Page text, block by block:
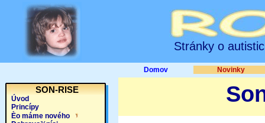
Stránky o
SON-RISE
Úvod
Princípy
Èo máme nového
Domov Novinky